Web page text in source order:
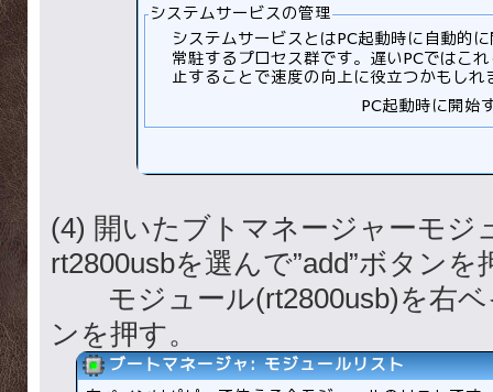
(4) 開いたブトマネージャーモジ
rt2800usbを選んで”add”ボタンを
モジュール(rt2800usb)を右ベ
ンを押す。